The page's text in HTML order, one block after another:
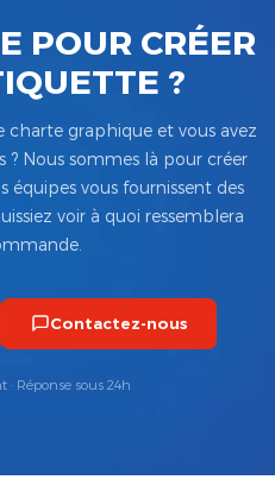
POUR CRÉER
?
charte graphique et vous avez
? Nous sommes là pour créer
équipes vous fournissent des
voir à quoi ressemblera
Contactez-nous
Réponse sous 24h